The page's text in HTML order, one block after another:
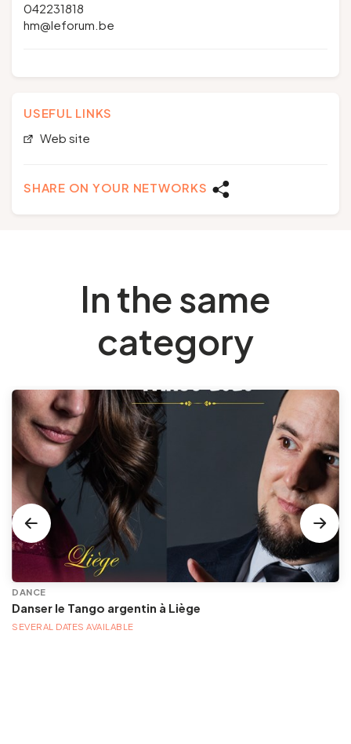
042231818
hm@leforum.be
USEFUL LINKS
Web site
SHARE ON YOUR NETWORKS
In the same
category
DANCE
Danser le Tango argentin à Liège
SEVERAL DATES AVAILABLE